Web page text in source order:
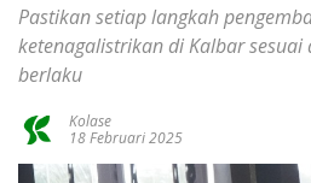
Pastikan setiap langkah
ketenagalistrikan di Kalbar
berlaku
Kolase
18 Februari 2025